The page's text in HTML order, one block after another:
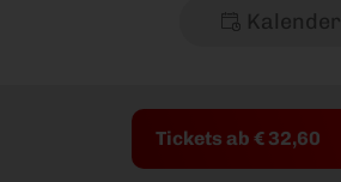
Kalender
Ermäßigungen
Tickets ab € 32,60